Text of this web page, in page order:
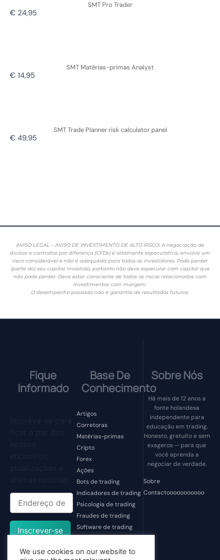
SMT Pro Trader
€ 24,95
SMT Matérias-primas Analyst
€ 14,95
SMT Trade Planner risk calculator panel
€ 49,95
AVISO LEGAL – AVISO DE INVESTIMENTO DE ALTO RISCO: A negociação de
divisas e contratos por diferença (CFDs) é altamente especulativa, envolve um
risco considerável e não é adequada para todos os investidores. Pode perder
(parte do) seu capital investido, portanto não deve especular com capital que
não pode perder. Deve estar consciente de todos os riscos relacionados com
investimentos com margem.
O desempenho passado não é garantia de resultados futuros.
Fique
Informado
Inscrever-se
Base De
Conhecimento
Artigos
Corretoras
Matérias-primas
Cripto
Forex
Ações
Bots de trading
Indicadores de trading
Psicologia de trading
Fraudes de trading
Software de trading
Não categorizado
Sobre Nós
Há mais de 12 anos a
fonte holandesa
independente para
educação em trading.
Honesto, gratuito e sem
exageros — para que
você aprenda a
negociar de verdade.
Sobre
Contactooooooooooo
We use cookies on our website to